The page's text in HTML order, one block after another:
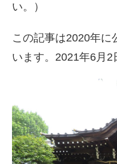
い。）
この記事は2020年に
います。2021年6月2